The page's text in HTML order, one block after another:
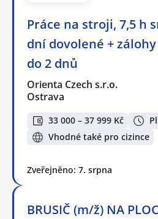
Práce na stroji, 7,5 h
dní dovolené +
do 2 dnů
Orienta Czech s.r.o.
Ostrava
33 000 – 37 999 Kč
Vhodné také pro cizince
Zveřejněno: 7. srpna
BRUSIČ (m/ž) NA